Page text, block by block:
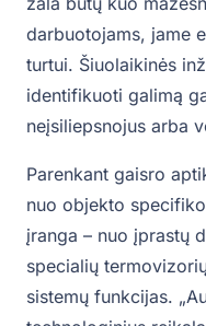
darbuotojams, jame
turtui. Šiuolaikinės
identifikuoti galimą
neįsiliepsnojus arba
Parenkant gaisro
nuo objekto
įranga – nuo įprastų
specialių
sistemų funkcijas.